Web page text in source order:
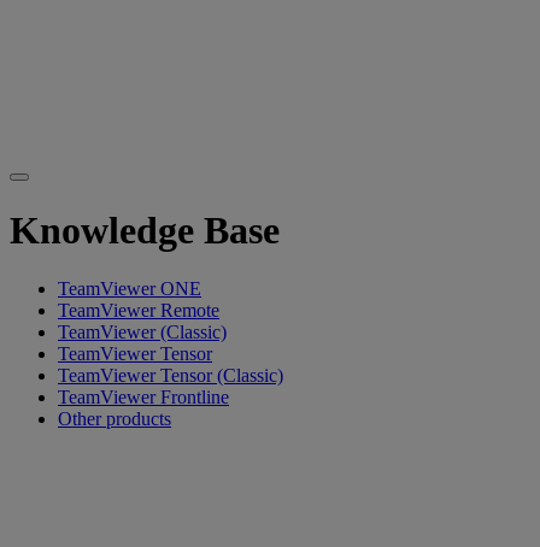
Knowledge Base
TeamViewer ONE
TeamViewer Remote
TeamViewer (Classic)
TeamViewer Tensor
TeamViewer Tensor (Classic)
TeamViewer Frontline
Other products